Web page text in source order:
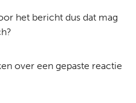
het bericht dus dat mag
over een gepaste reactie